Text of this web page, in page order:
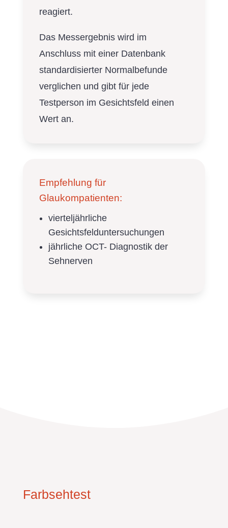
reagiert.
Das Messergebnis wird im
Anschluss mit einer Datenbank
standardisierter Normalbefunde
verglichen und gibt für jede
Testperson im Gesichtsfeld einen
Wert an.
Empfehlung für
Glaukompatienten:
vierteljährliche
Gesichtsfelduntersuchungen
jährliche OCT- Diagnostik der
Sehnerven
Farbsehtest